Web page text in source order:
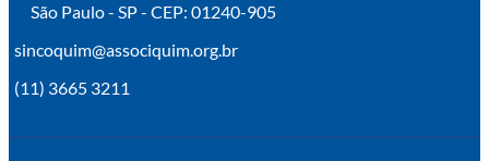
São Paulo - SP - CEP: 01240-905
sincoquim@associquim.org.br
(11) 3665 3211